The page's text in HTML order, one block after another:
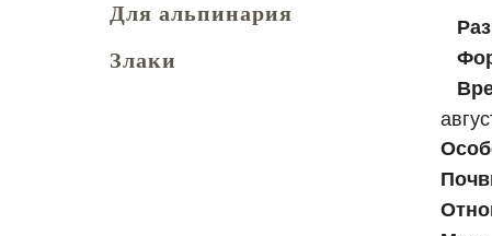
Для альпинария
Злаки